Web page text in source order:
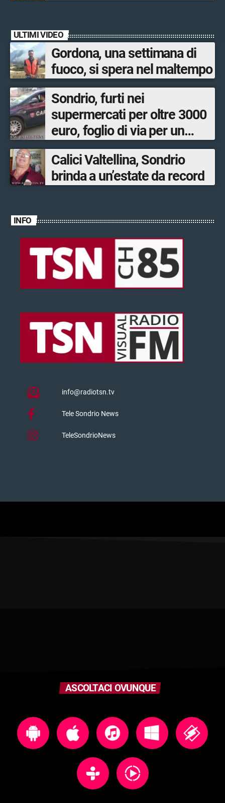
ULTIMI VIDEO
Gordona, una settimana di
fuoco, si spera nel maltempo
Sondrio, furti nei
supermercati per oltre 3000
euro, foglio di via per un
ventinovenne
Calici Valtellina, Sondrio
brinda a un’estate da record
INFO
info@radiotsn.tv
Tele Sondrio News
TeleSondrioNews
ASCOLTACI OVUNQUE